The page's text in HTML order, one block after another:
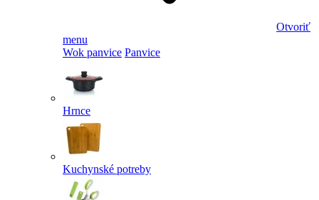
Otvoriť
menu
Wok panvice Panvice
Hrnce
Kuchynské potreby